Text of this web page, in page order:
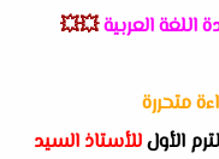
اللغة العربية💥💥
متحررة
الأولللأستاذ السيد